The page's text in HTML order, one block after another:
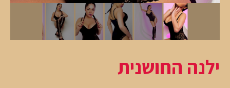
ילנה החושנית